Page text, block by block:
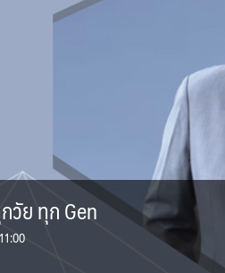
วัย ทุก Gen